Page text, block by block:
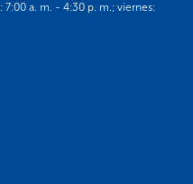
7:00 a. m. - 4:30 p. m.; viernes: